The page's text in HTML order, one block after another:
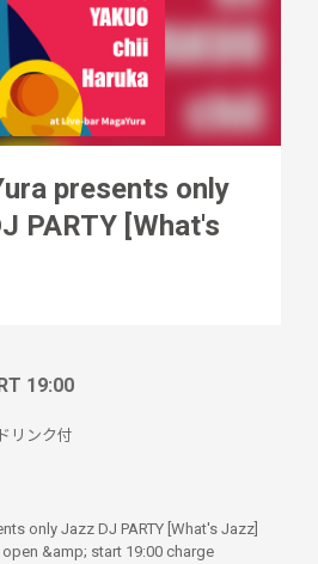
presents only
PARTY [What's
19:00
リンク付
only Jazz DJ PARTY [What's Jazz]
&amp; start 19:00 charge